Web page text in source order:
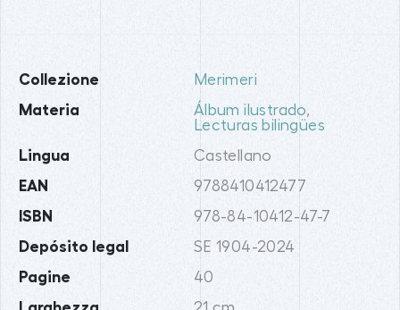
Collezione Merimeri
Materia Álbum ilustrado,
Lecturas bilingües
Lingua Castellano
EAN 9788410412477
ISBN 978-84-10412-47-7
Depósito legal SE 1904-2024
Pagine 40